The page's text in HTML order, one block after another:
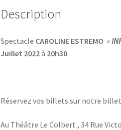
Description
Spectacle CAROLINE ESTREMO «
Juillet 2022à 20h30
Réservez vos billets sur notre
Au Théâtre Le Colbert , 34 Rue